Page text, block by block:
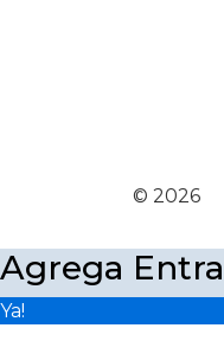
© 2026
Agrega
Ya!